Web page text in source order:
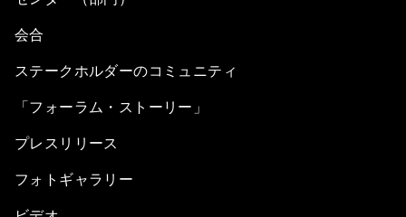
会合
ステークホルダーのコミュニティ
「フォーラム・ストーリー」
プレスリリース
フォトギャラリー